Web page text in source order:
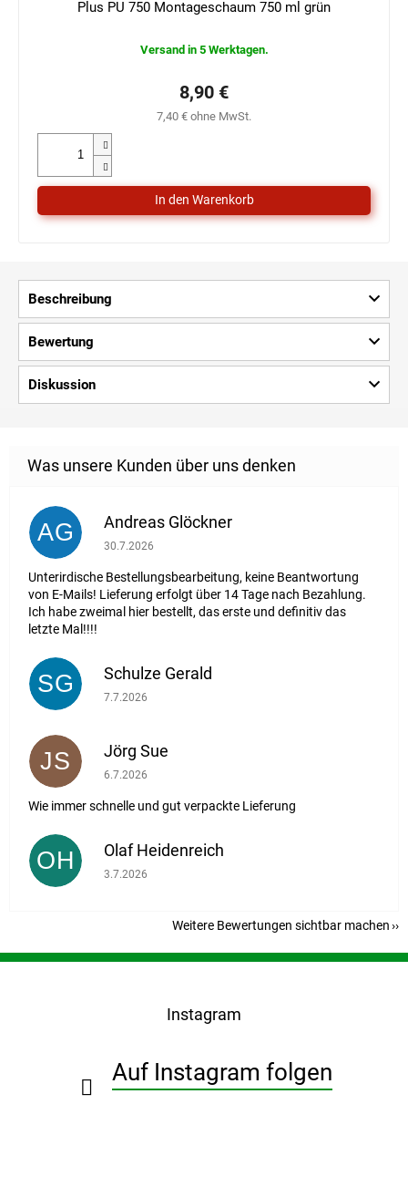
Plus PU 750 Montageschaum 750 ml grün
Versand in 5 Werktagen.
7,40 € ohne MwSt.
8,90 €
Beschreibung
Bewertung
Diskussion
AG Andreas Glöckner
Die Shop-Bewertung beträgt 1 von 5 Sternen.
30.7.2026
Unterirdische Bestellungsbearbeitung, keine Beantwortung
von E-Mails! Lieferung erfolgt über 14 Tage nach Bezahlung.
Ich habe zweimal hier bestellt, das erste und definitiv das
letzte Mal!!!!
SG Schulze Gerald
Die Shop-Bewertung beträgt 5 von 5 Sternen.
7.7.2026
JS Jörg Sue
Die Shop-Bewertung beträgt 5 von 5 Sternen.
6.7.2026
Wie immer schnelle und gut verpackte Lieferung
OH Olaf Heidenreich
Die Shop-Bewertung beträgt 5 von 5 Sternen.
3.7.2026
Weitere Bewertungen sichtbar machen
F
Instagram
Auf Instagram folgen